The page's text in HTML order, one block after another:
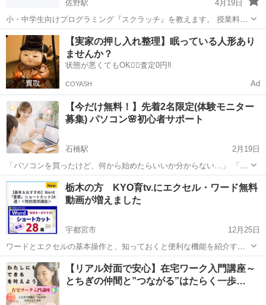
佐野駅
4月19日
小・中学生向けプログラミング『スクラッチ』を教えます。 授業料６
０００円/月
栃木 佐野市 佐野駅 プログラミング
【実家の押し入れ整理】眠っている人形あり
ませんか？
状態が悪くてもOK🙆‍♀️査定0円‼️
COYASH Ad
【今だけ無料！】先着2名限定(体験モニター
募集) パソコン🌸初心者サポート
石橋駅
2月19日
「パソコンを買ったけど、何から始めたらいいか分からない…」 「設
定や操作が不安…」 「誰かにゆっくり教えてほしい」 そんな初心者さ
ん向けに、やさしくサポートします😊 私自身もパソコンを使い始めた
ばかりの経験がある...
栃木 河内郡 石橋駅 Windows総合 初心者
栃木の方 KYO育tv.にエクセル・ワード無料
動画が増えました
宇都宮市
12月25日
ワードとエクセルの基本操作と、知っておくと便利な機能を紹介する
15動画を公開しました。 隙間時間を使って操作を習得しましょう。 視
聴にはKYO育tv.に登録すると無料で視聴できます。 登録はこちら
⇒ https://...
栃木 宇都宮市 パソコン センター
【リアル対面で安心】在宅ワーク入門講座～
とちぎの仲間と”つながる”はたらく一歩…